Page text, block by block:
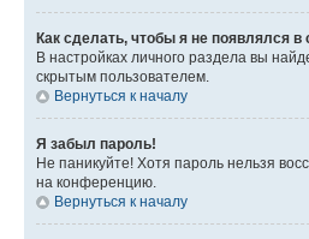
Как сделать, чтобы я не появлялся в
В настройках личного раздела вы
скрытым пользователем.
Вернуться к началу
Я забыл пароль!
Не паникуйте! Хотя пароль нельзя
на конференцию.
Вернуться к началу